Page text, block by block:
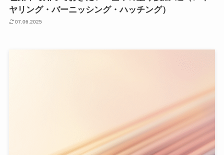
ヤリング・バーニッシング・ハッチング）
07.06.2025